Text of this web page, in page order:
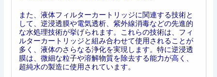
また、液体フィルターカートリッジに関連する技術と
して、逆浸透膜や電気透析、紫外線消毒などの先進的
な水処理技術が挙げられます。これらの技術は、フィ
ルターカートリッジと組み合わせて使用されることが
多く、液体のさらなる浄化を実現します。特に逆浸透
膜は、微細な粒子や溶解物質を除去する能力が高く、
超純水の製造に使用されています。